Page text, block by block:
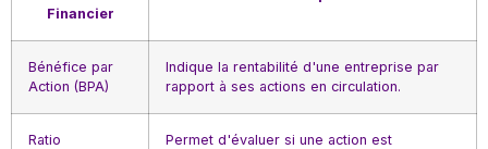
Financier
Bénéfice par
Action (BPA)
Indique la rentabilité d'une entreprise par
rapport à ses actions en circulation.
Ratio
Permet d'évaluer si une action est